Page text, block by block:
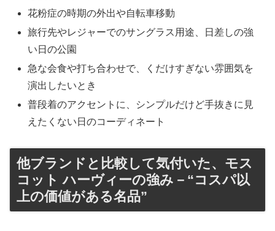
花粉症の時期の外出や自転車移動
旅行先やレジャーでのサングラス用途、日差しの強
い日の公園
急な会食や打ち合わせで、くだけすぎない雰囲気を
演出したいとき
普段着のアクセントに、シンプルだけど手抜きに見
えたくない日のコーディネート
他ブランドと比較して気付いた、モス
コット ハーヴィーの強み－“コスパ以
上の価値がある名品”